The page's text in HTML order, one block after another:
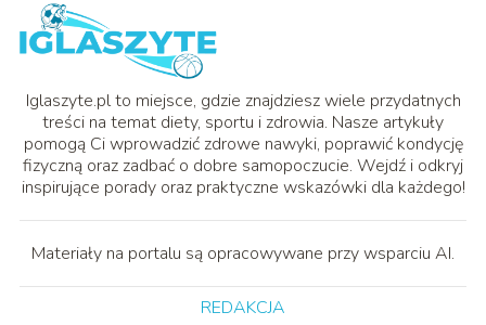
Iglaszyte.pl to miejsce, gdzie znajdziesz wiele przydatnych
treści na temat diety, sportu i zdrowia. Nasze artykuły
pomogą Ci wprowadzić zdrowe nawyki, poprawić kondycję
fizyczną oraz zadbać o dobre samopoczucie. Wejdź i odkryj
inspirujące porady oraz praktyczne wskazówki dla każdego!
Materiały na portalu są opracowywane przy wsparciu AI.
REDAKCJA